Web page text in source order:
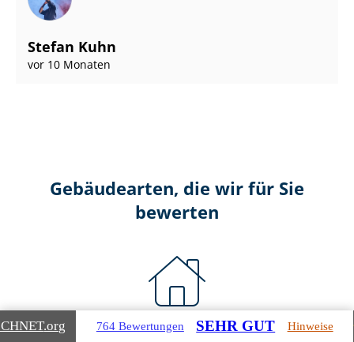
Stefan Kuhn
vor 10 Monaten
Gebäudearten, die wir für Sie
bewerten
Wohnimmobilien
.org 764 Bewertungen SEHR GUT Hinweise